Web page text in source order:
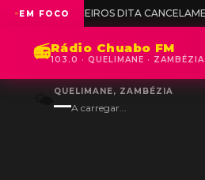
EM FOCO
CANCELAMENTO DA FASE
📻Rádio Chuabo FM
103.0 · QUELIMANE ·
QUELIMANE, ZAMBÉZIA
—A carregar...